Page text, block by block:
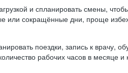
и спланировать смены,
или сокращённые дни, проще
поездки, запись к врачу,
рабочих часов в месяце и